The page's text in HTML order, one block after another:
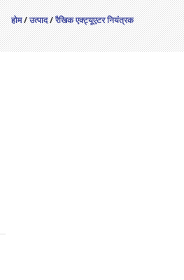
होम/उत्पाद/रैखिक एक्ट्यूएटर नियंत्रक